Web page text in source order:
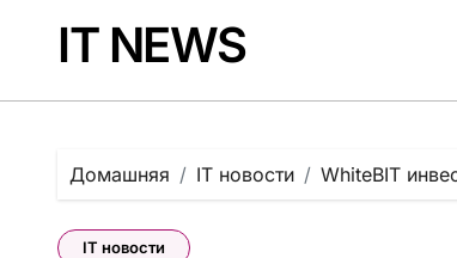
содержаниюIT NEWS
Домашняя IT новости WhiteBIT
IT новости